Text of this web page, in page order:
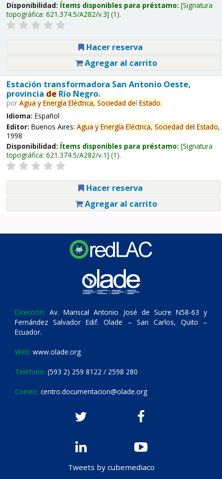
Disponibilidad: Ítems disponibles para préstamo: Signatura
topográfica: 621.374.5/A282/v.3 (1).
Hacer reserva
Agregar al carrito
Estación transformadora San Antonio Oeste,
provincia deRío Negro.
por Agua y Energía Eléctrica, Sociedad del Estado.
Idioma: Español
Editor: Buenos Aires: Agua y Energía Eléctrica, Sociedad del Estado,
1998
Disponibilidad: Ítems disponibles para préstamo: Signatura
topográfica: 621.374.5/A282/v.1 (1).
Hacer reserva
Agregar al carrito
Dirección: Av. Mariscal Antonio José de Sucre N58-63 y
Fernández Salvador Edif. Olade – San Carlos, Quito –
Ecuador.
Web: www.olade.org
Teléfono: (593 2) 259 8122 / 2598 280
Correo: centro.documentacion@olade.org
Tweets by cubemediaco